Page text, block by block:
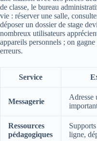
de classe, le bureau
vie : réserver une salle,
déposer un dossier de stage
nombreux utilisateurs
appareils personnels ; on
erreurs.
Service
Messagerie
Adresse
Ressources
pédagogiques
ligne,